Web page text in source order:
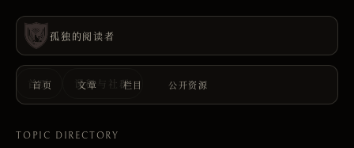
孤独的阅读者
首页 文章 栏目 公开资源
首页 课程与社群
TOPIC DIRECTORY